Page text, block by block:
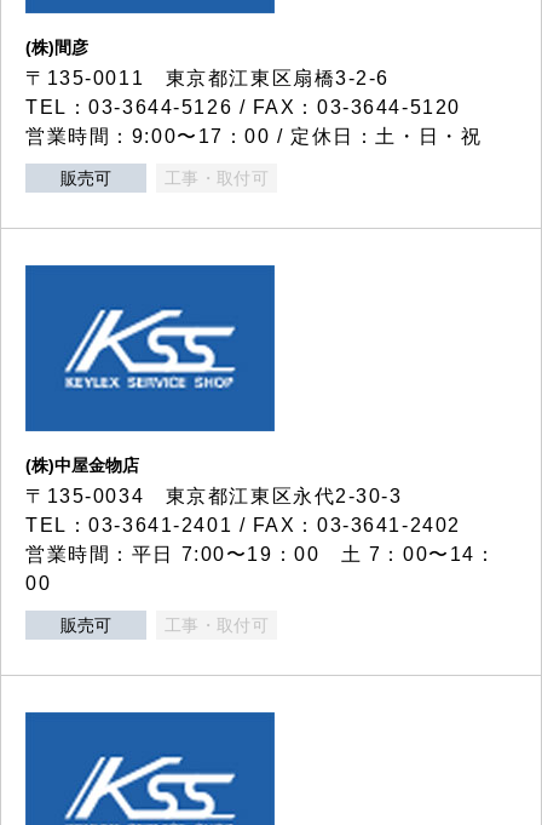
(株)間彦
〒135-0011 東京都江東区扇橋3-2-6
TEL：03-3644-5126 / FAX：03-3644-5120
営業時間：9:00〜17：00 / 定休日：土・日・祝
販売可 工事・取付可
(株)中屋金物店
〒135-0034 東京都江東区永代2-30-3
TEL：03-3641-2401 / FAX：03-3641-2402
営業時間：平日 7:00〜19：00 土 7：00〜14：
00
販売可 工事・取付可